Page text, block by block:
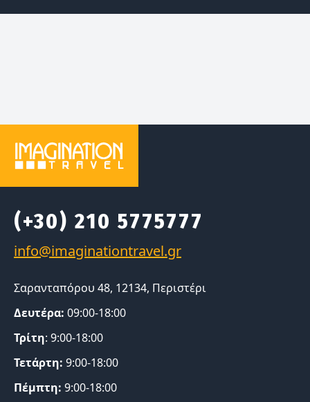
(+30) 210 5775777
Σαρανταπόρου 48, 12134, Περιστέρι
Δευτέρα: 09:00-18:00
Τρίτη: 9:00-18:00
Τετάρτη: 9:00-18:00
Πέμπτη: 9:00-18:00